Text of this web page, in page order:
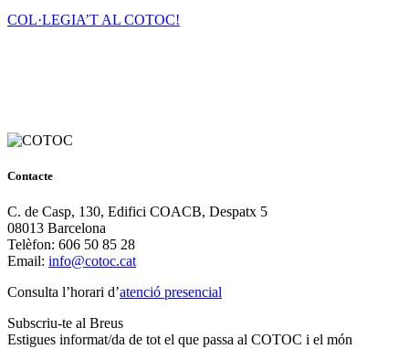
COL·LEGIA’T AL COTOC!
Contacte
C. de Casp, 130, Edifici COACB, Despatx 5
08013 Barcelona
Telèfon: 606 50 85 28
Email: info@cotoc.cat
Consulta l’horari d’atenció presencial
Subscriu-te al Breus
Estigues informat/da de tot el que passa al COTOC i el món